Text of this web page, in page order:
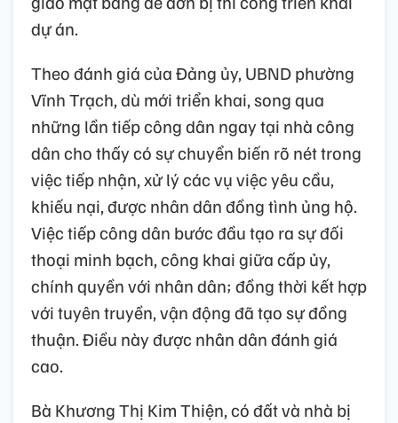
dự án.
Theo đánh giá của Đảng ủy, UBND phường
Vĩnh Trạch, dù mới triển khai, song qua
những lần tiếp công dân ngay tại nhà công
dân cho thấy có sự chuyển biến rõ nét trong
việc tiếp nhận, xử lý các vụ việc yêu cầu,
khiếu nại, được nhân dân đồng tình ủng hộ.
Việc tiếp công dân bước đầu tạo ra sự đối
thoại minh bạch, công khai giữa cấp ủy,
chính quyền với nhân dân; đồng thời kết hợp
với tuyên truyền, vận động đã tạo sự đồng
thuận. Điều này được nhân dân đánh giá
cao.
Bà Khương Thị Kim Thiện, có đất và nhà bị